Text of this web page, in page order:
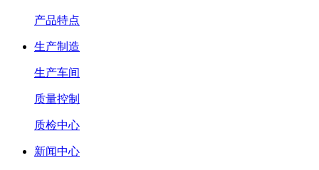
产品特点
生产制造
生产车间
质量控制
质检中心
新闻中心